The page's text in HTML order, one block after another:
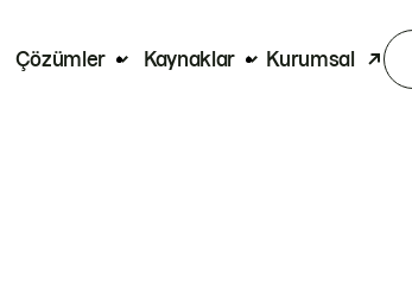
Çözümler Kaynaklar Kurumsal